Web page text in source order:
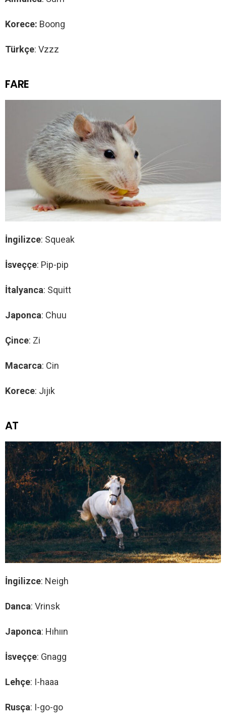
Korece: Boong
Türkçe: Vzzz
FARE
İngilizce: Squeak
İsveççe: Pip-pip
İtalyanca: Squitt
Japonca: Chuu
Çince: Zi
Macarca: Cin
Korece: Jıjık
AT
İngilizce: Neigh
Danca: Vrinsk
Japonca: Hıhıın
İsveççe: Gnagg
Lehçe: I-haaa
Rusça: I-go-go